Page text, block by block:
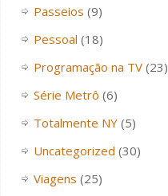
Passeios (9)
Pessoal (18)
Programação na TV(23)
Série Metrô (6)
Totalmente NY(5)
Uncategorized (30)
Viagens (25)